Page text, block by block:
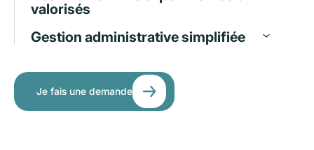
valorisés
Gestion administrative simplifiée
Je fais une demande